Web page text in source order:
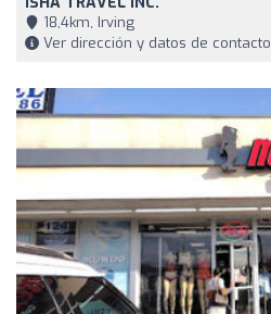
18,4km, Irving
Ver dirección y datos de contacto